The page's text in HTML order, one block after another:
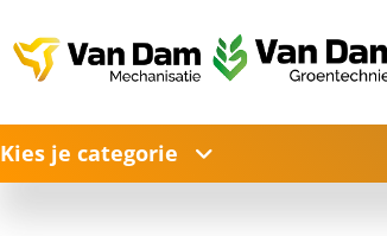
Kies je categorie